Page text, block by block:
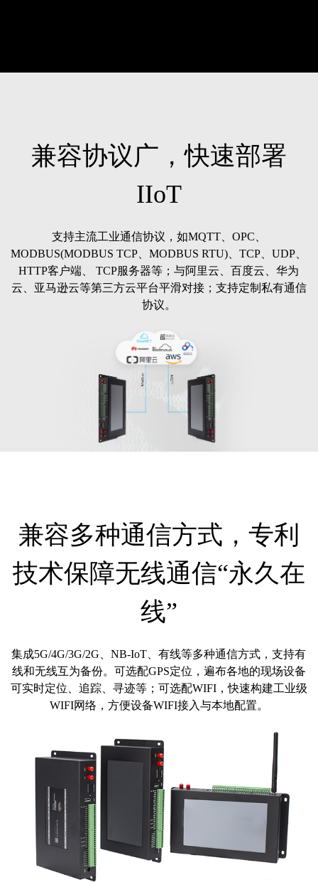
兼容协议广，快速部署
IIoT
支持主流工业通信协议，如MQTT、OPC、
MODBUS(MODBUS TCP、MODBUS RTU)、TCP、UDP、
HTTP客户端、 TCP服务器等；与阿里云、百度云、华为
云、亚马逊云等第三方云平台平滑对接；支持定制私有通信
协议。
兼容多种通信方式，专利
技术保障无线通信“永久在
线”
集成5G/4G/3G/2G、NB-IoT、有线等多种通信方式，支持有
线和无线互为备份。可选配GPS定位，遍布各地的现场设备
可实时定位、追踪、寻迹等；可选配WIFI，快速构建工业级
WIFI网络，方便设备WIFI接入与本地配置。